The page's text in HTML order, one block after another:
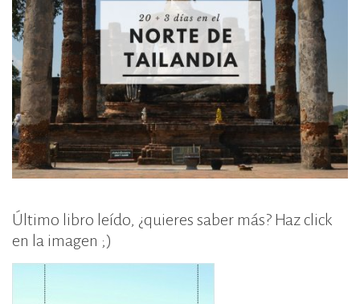
Último libro leído, ¿quieres saber más? Haz click
en la imagen ;)